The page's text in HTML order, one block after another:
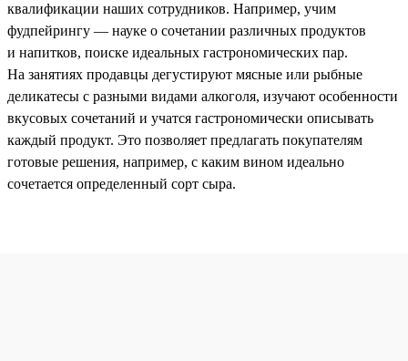
квалификации наших сотрудников. Например, учим
фудпейрингу — науке о сочетании различных продуктов
и напитков, поиске идеальных гастрономических пар.
На занятиях продавцы дегустируют мясные или рыбные
деликатесы с разными видами алкоголя, изучают особенности
вкусовых сочетаний и учатся гастрономически описывать
каждый продукт. Это позволяет предлагать покупателям
готовые решения, например, с каким вином идеально
сочетается определенный сорт сыра.